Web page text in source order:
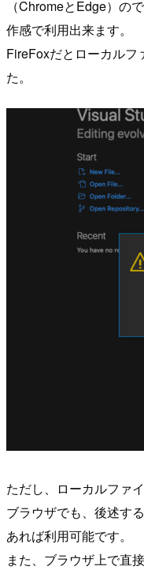
（ChromeとEdge）の
作感で利用出来ます。
FireFoxだとローカルフ
た。
ただし、ローカルファ
ブラウザでも、後述す
あれば利用可能です。
また、ブラウザ上で直